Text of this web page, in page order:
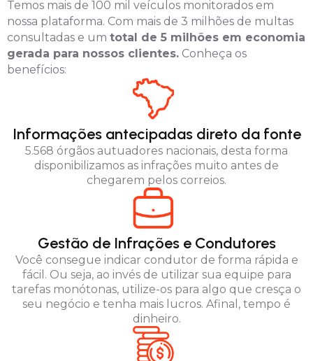
Temos mais de 100 mil veículos monitorados em
nossa plataforma. Com mais de 3 milhões de multas
consultadas e um total de 5 milhões em economia
gerada para nossos clientes. Conheça os
benefícios:
Informações antecipadas direto da fonte
5.568 órgãos autuadores nacionais, desta forma
disponibilizamos as infrações muito antes de
chegarem pelos correios.
Gestão de Infrações e Condutores
Você consegue indicar condutor de forma rápida e
fácil. Ou seja, ao invés de utilizar sua equipe para
tarefas monótonas, utilize-os para algo que cresça o
seu negócio e tenha mais lucros. Afinal, tempo é
dinheiro.